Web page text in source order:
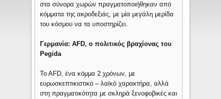
στα σύνορα χωρών πραγματοποιήθηκαν από
κόμματα της ακροδεξιάς, με μία μεγάλη μερίδα
του κόσμου να τα υποστηρίζει.
Γερμανία: AFD, ο πολιτικός βραχίονας του
Pegida
To AFD, ένα κόμμα 2 χρόνων, με
ευρωσκεπτικιστικό – λαϊκό χαρακτήρα, αλλά
στη πραγματικότητα με σκληρά ξενοφοβικές και